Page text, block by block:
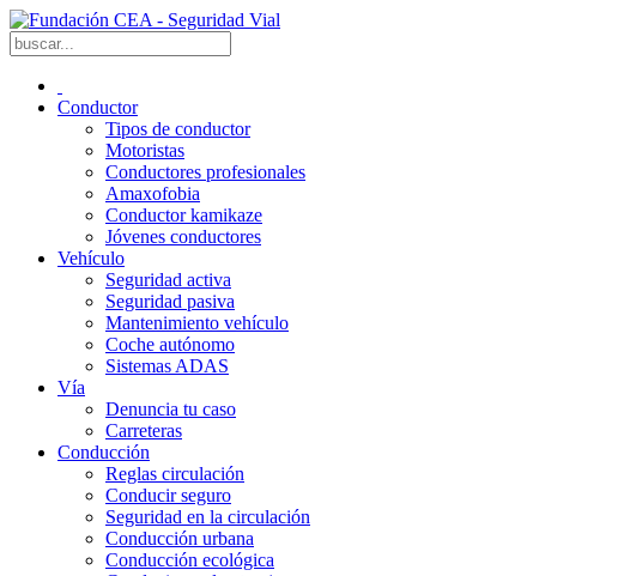
Conductor
Tipos de conductor
Motoristas
Conductores profesionales
Amaxofobia
Conductor kamikaze
Jóvenes conductores
Vehículo
Seguridad activa
Seguridad pasiva
Mantenimiento vehículo
Coche autónomo
Sistemas ADAS
Vía
Denuncia tu caso
Carreteras
Conducción
Reglas circulación
Conducir seguro
Seguridad en la circulación
Conducción urbana
Conducción ecológica